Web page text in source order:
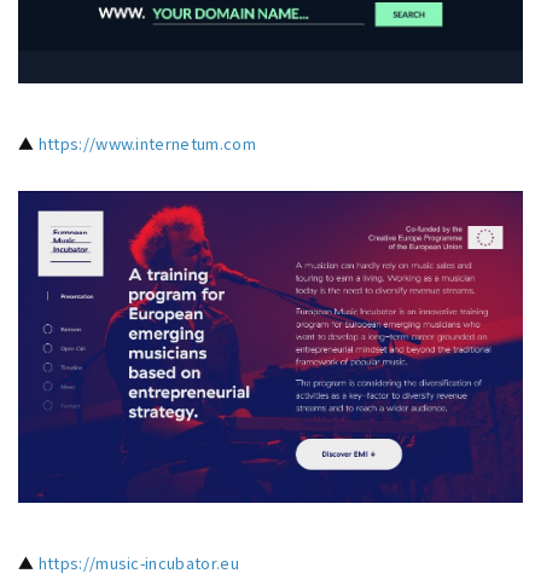
▲ https://www.internetum.com
▲ https://music-incubator.eu